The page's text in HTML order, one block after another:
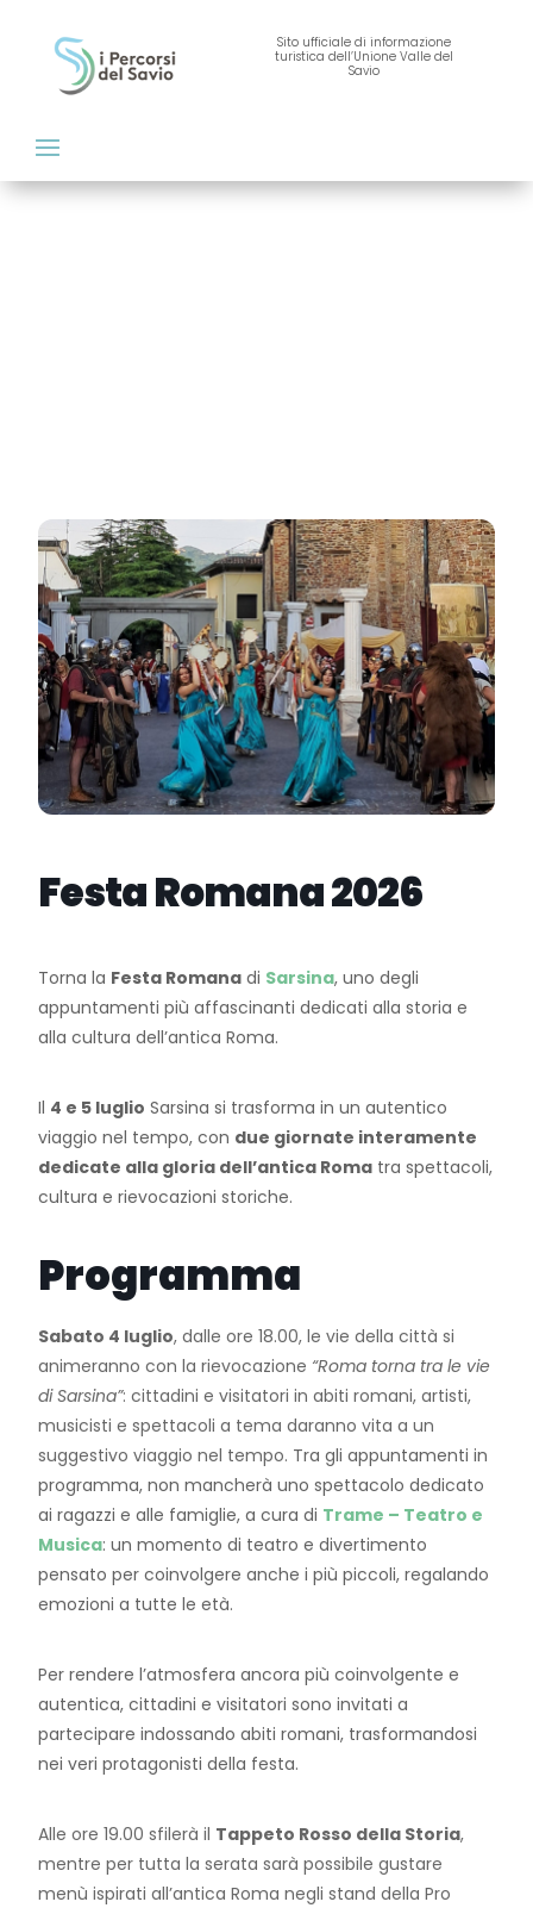
Sito ufficiale di informazione
turistica dell’Unione Valle del
Savio
Festa Romana 2026
Torna la Festa Romana di Sarsina, uno degli
appuntamenti più affascinanti dedicati alla storia e
alla cultura dell’antica Roma.
Il 4 e 5 luglio Sarsina si trasforma in un autentico
viaggio nel tempo, con due giornate interamente
dedicate alla gloria dell’antica Roma tra spettacoli,
cultura e rievocazioni storiche.
Programma
Sabato 4 luglio, dalle ore 18.00, le vie della città si
animeranno con la rievocazione “Roma torna tra le vie
di Sarsina”: cittadini e visitatori in abiti romani, artisti,
musicisti e spettacoli a tema daranno vita a un
suggestivo viaggio nel tempo. Tra gli appuntamenti in
programma, non mancherà uno spettacolo dedicato
ai ragazzi e alle famiglie, a cura di Trame – Teatro e
Musica: un momento di teatro e divertimento
pensato per coinvolgere anche i più piccoli, regalando
emozioni a tutte le età.
Per rendere l’atmosfera ancora più coinvolgente e
autentica, cittadini e visitatori sono invitati a
partecipare indossando abiti romani, trasformandosi
nei veri protagonisti della festa.
Alle ore 19.00 sfilerà il Tappeto Rosso della Storia,
mentre per tutta la serata sarà possibile gustare
menù ispirati all’antica Roma negli stand della Pro